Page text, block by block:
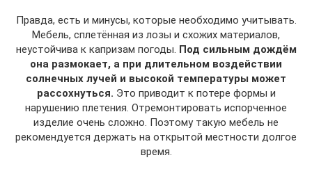
Правда, есть и минусы, которые необходимо учитывать.
Мебель, сплетённая из лозы и схожих материалов,
неустойчива к капризам погоды. Под сильным дождём
она размокает, а при длительном воздействии
солнечных лучей и высокой температуры может
рассохнуться. Это приводит к потере формы и
нарушению плетения. Отремонтировать испорченное
изделие очень сложно. Поэтому такую мебель не
рекомендуется держать на открытой местности долгое
время.